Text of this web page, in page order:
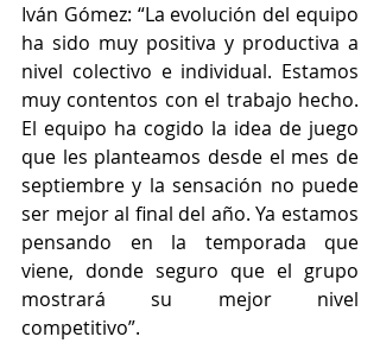
Iván Gómez: “La evolución del equipo
ha sido muy positiva y productiva a
nivel colectivo e individual. Estamos
muy contentos con el trabajo hecho.
El equipo ha cogido la idea de juego
que les planteamos desde el mes de
septiembre y la sensación no puede
ser mejor al final del año. Ya estamos
pensando en la temporada que
viene, donde seguro que el grupo
mostrará su mejor nivel
competitivo”.